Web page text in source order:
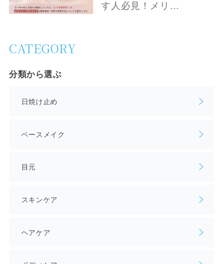
す人必見！メリ…
CATEGORY
分類から選ぶ
日焼け止め
ベースメイク
目元
スキンケア
ヘアケア